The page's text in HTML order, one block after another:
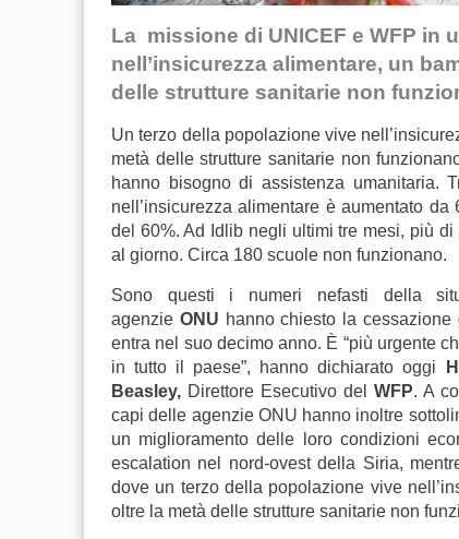
La missione di UNICEF e WFP in
nell’insicurezza alimentare, un
delle strutture sanitarie non
Un terzo della popolazione vive
metà delle strutture sanitarie non
hanno bisogno di assistenza
nell’insicurezza alimentare è aumentato
del 60%. Ad Idlib negli ultimi tre mesi, più
al giorno. Circa 180 scuole non funzionano.
Sono questi i numeri nefasti della
agenzie ONU hanno chiesto la
entra nel suo decimo anno. È “più urgente
in tutto il paese”, hanno dichiarato oggi
Beasley, Direttore Esecutivo delWFP. A
capi delle agenzie ONU hanno inoltre
un miglioramento delle loro condizioni
escalation nel nord-ovest della Siria,
dove un terzo della popolazione vive
oltre la metà delle strutture sanitarie non